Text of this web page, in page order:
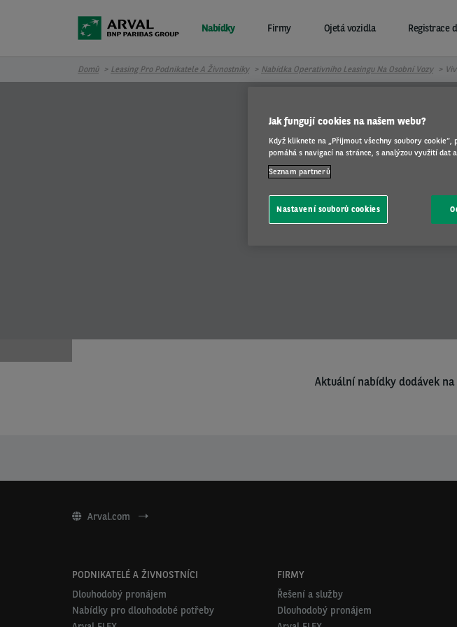
Nabídky Firmy Ojetá vozidla Registrace
Domů Leasing Pro Podnikatele A Živnostníky Nabídka Operativního Leasingu Na Osobní Vozy
Aktuální nabídky dodávek
Arval.com
PODNIKATELÉ A ŽIVNOSTNÍCI
Dlouhodobý pronájem
Nabídky pro dlouhodobé potřeby
FIRMY
Řešení a služby
Dlouhodobý pronájem
Jak fungují cookies na našem webu?
Když kliknete na „Přijmout všechny soubory
pomáhá s navigací na stránce, s analýzou využití dat
Seznam partnerů
Nastavení souborů cookies